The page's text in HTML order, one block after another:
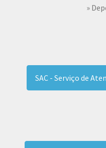
»
SAC - Serviço de